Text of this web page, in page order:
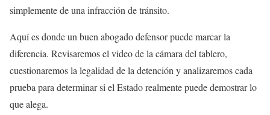
simplemente de una infracción de tránsito.
Aquí es donde un buen abogado defensor puede marcar la
diferencia. Revisaremos el video de la cámara del tablero,
cuestionaremos la legalidad de la detención y analizaremos cada
prueba para determinar si el Estado realmente puede demostrar lo
que alega.